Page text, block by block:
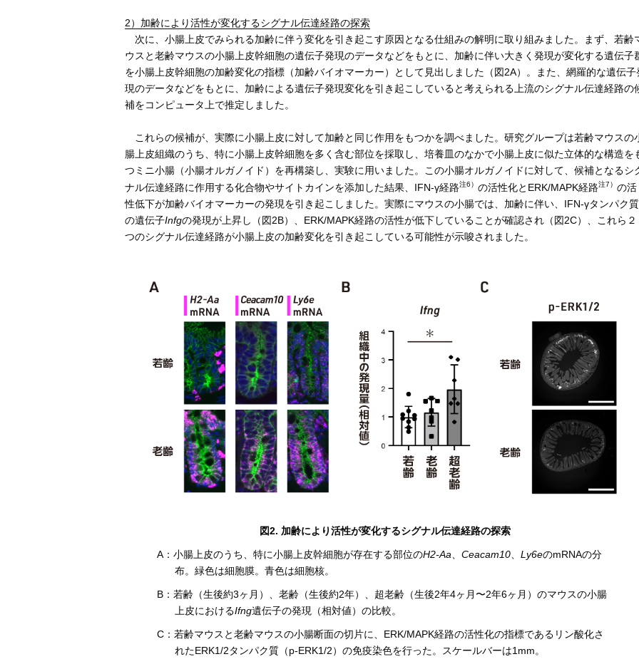
2）加齢により活性が変化するシグナル伝達経路の探索
次に、小腸上皮でみられる加齢に伴う変化を引き起こす原因となる仕組みの解明に取り組みました。まず、若齢
ウスと老齢マウスの小腸上皮幹細胞の遺伝子発現のデータなどをもとに、加齢に伴い大きく発現が変化する遺伝子
を小腸上皮幹細胞の加齢変化の指標（加齢バイオマーカー）として見出しました（図2A）。また、網羅的な遺伝子
現のデータなどをもとに、加齢による遺伝子発現変化を引き起こしていると考えられる上流のシグナル伝達経路の
補をコンピュータ上で推定しました。
これらの候補が、実際に小腸上皮に対して加齢と同じ作用をもつかを調べました。研究グループは若齢マウスの
腸上皮組織のうち、特に小腸上皮幹細胞を多く含む部位を採取し、培養皿のなかで小腸上皮に似た立体的な構造を
つミニ小腸（小腸オルガノイド）を再構築し、実験に用いました。この小腸オルガノイドに対して、候補となるシ
ナル伝達経路に作用する化合物やサイトカインを添加した結果、IFN-γ経路注6） の活性化とERK/MAPK経路注7） の活
性低下が加齢バイオマーカーの発現を引き起こしました。実際にマウスの小腸では、加齢に伴い、IFN-γタンパク質
の遺伝子Infgの発現が上昇し（図2B）、ERK/MAPK経路の活性が低下していることが確認され（図2C）、これら２
つのシグナル伝達経路が小腸上皮の加齢変化を引き起こしている可能性が示唆されました。
図2. 加齢により活性が変化するシグナル伝達経路の探索
A：小腸上皮のうち、特に小腸上皮幹細胞が存在する部位のH2-Aa、Ceacam10、Ly6eのmRNAの分
布。緑色は細胞膜。青色は細胞核。
B：若齢（生後約3ヶ月）、老齢（生後約2年）、超老齢（生後2年4ヶ月〜2年6ヶ月）のマウスの小腸
上皮におけるIfng遺伝子の発現（相対値）の比較。
C：若齢マウスと老齢マウスの小腸断面の切片に、ERK/MAPK経路の活性化の指標であるリン酸化さ
れたERK1/2タンパク質（p-ERK1/2）の免疫染色を行った。スケールバーは1mm。